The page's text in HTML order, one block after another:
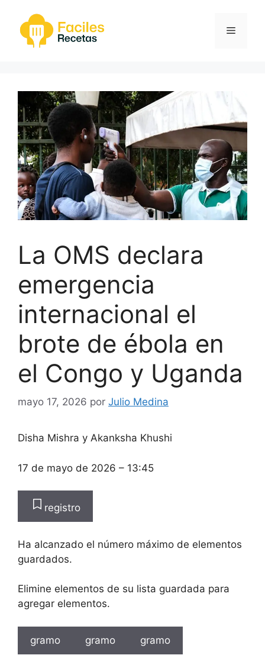
contenido
Menú
La OMS declara
emergencia
internacional el
brote de ébola en
el Congo y Uganda
mayo 17, 2026 por Julio Medina
Disha Mishra y Akanksha Khushi
17 de mayo de 2026 – 13:45
registro
Ha alcanzado el número máximo de elementos
guardados.
Elimine elementos de su lista guardada para
agregar elementos.
gramo gramo gramo